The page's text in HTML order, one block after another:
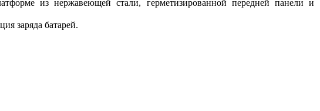
из нержавеющей стали, герметизированной передней панели и
заряда батарей.